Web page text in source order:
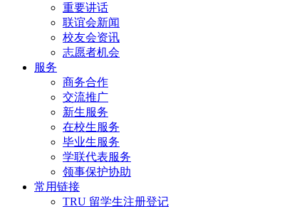
重要讲话
联谊会新闻
校友会资讯
志愿者机会
服务
商务合作
交流推广
新生服务
在校生服务
毕业生服务
学联代表服务
领事保护协助
常用链接
TRU 留学生注册登记